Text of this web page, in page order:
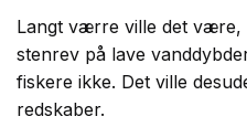
Langt værre ville det være,
stenrev på lave
fiskere ikke. Det ville
redskaber.